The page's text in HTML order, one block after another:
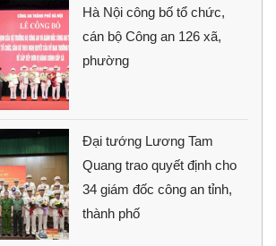
Hà Nội công bố tổ chức,
cán bộ Công an 126 xã,
phường
Đại tướng Lương Tam
Quang trao quyết định cho
34 giám đốc công an tỉnh,
thành phố